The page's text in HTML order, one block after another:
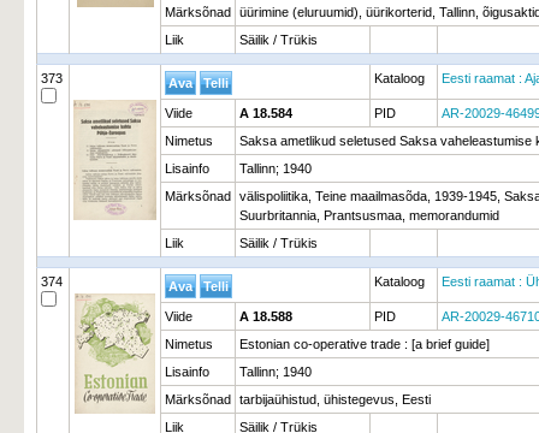
Märksõnad üürimine (eluruumid), üürikorterid, Tallinn,
Liik
Säilik / Trükis
373 Kataloog Eesti raamat :
Viide A 18.584 PID
AR-20029-
Nimetus
Saksa ametlikud seletused Saksa vaheleastumise
Lisainfo
Tallinn; 1940
Märksõnad välispoliitika, Teine maailmasõda, 1939-1945,
Suurbritannia, Prantsusmaa, memorandumid
Liik
Säilik / Trükis
374 Kataloog Eesti raamat :
Viide A 18.588 PID
AR-20029-
Nimetus
Estonian co-operative trade : [a brief guide]
Lisainfo
Tallinn; 1940
Märksõnad tarbijaühistud, ühistegevus, Eesti
Liik
Säilik / Trükis